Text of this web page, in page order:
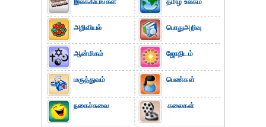
இலக்கியங்கள்
அறிவியல்
ஆன்மிகம்
மருத்துவம்
நகைச்சுவை
தமிழ் உலகம்
பொதுஅறிவு
ஜோதிடம்
பெண்கள்
கலைகள்